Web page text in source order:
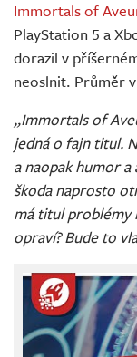
Immortals of
PlayStation 5 a
dorazil v
neoslnit. Průměr
„Immortals of
jedná o fajn titul.
a naopak humor a
škoda naprosto
má titul problémy
opraví? Bude to